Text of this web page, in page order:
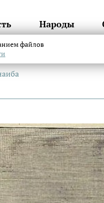
Народы
файлов